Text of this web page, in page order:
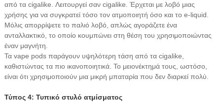
από τα cigalike. Λειτουργεί σαν cigalike. Έρχεται με λοβό μιας
χρήσης για να συγκρατεί τόσο τον ατμοποιητή όσο και το e-liquid.
Μόλις απορρίψετε το παλιό λοβό, απλώς αγοράζετε ένα
ανταλλακτικό, το οποίο κουμπώνει στη θέση του χρησιμοποιώντας
έναν μαγνήτη.
Τα vape pods παράγουν υψηλότερη τάση από τα cigalike,
καθιστώντας τα πιο ικανοποιητικά. Το μειονέκτημά τους, ωστόσο,
είναι ότι χρησιμοποιούν μια μικρή μπαταρία που δεν διαρκεί πολύ.
Τύπος 4: Τυπικό στυλό ατμίσματος